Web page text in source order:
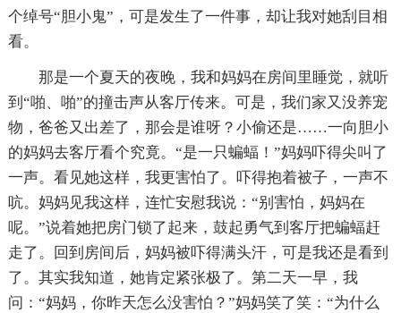
个绰号“胆小鬼”，可是发生了一件事，却让我对她刮目相
看。
那是一个夏天的夜晚，我和妈妈在房间里睡觉，就听
到“啪、啪”的撞击声从客厅传来。可是，我们家又没养宠
物，爸爸又出差了，那会是谁呀？小偷还是……一向胆小
的妈妈去客厅看个究竟。“是一只蝙蝠！”妈妈吓得尖叫了
一声。看见她这样，我更害怕了。吓得抱着被子，一声不
吭。妈妈见我这样，连忙安慰我说：“别害怕，妈妈在
呢。”说着她把房门锁了起来，鼓起勇气到客厅把蝙蝠赶
走了。回到房间后，妈妈被吓得满头汗，可是我还是看到
了。其实我知道，她肯定紧张极了。第二天一早，我
问：“妈妈，你昨天怎么没害怕？”妈妈笑了笑：“为什么